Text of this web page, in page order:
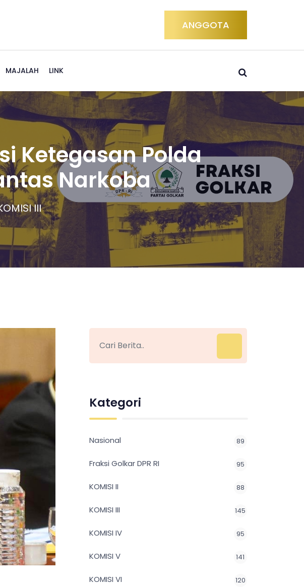
ANGGOTA
MAJALAH LINK
Ketegasan Polda
Narkoba
III
Kategori
Nasional 89
Fraksi Golkar DPR RI 95
KOMISI II 88
KOMISI III 145
KOMISI IV 95
KOMISI V 141
KOMISI VI 120